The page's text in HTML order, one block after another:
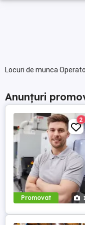
Locuri de munca
Anunțuri
Promovat
2